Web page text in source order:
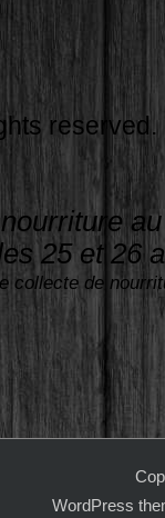
reserved.
25 et 26
collecte de
WordPress